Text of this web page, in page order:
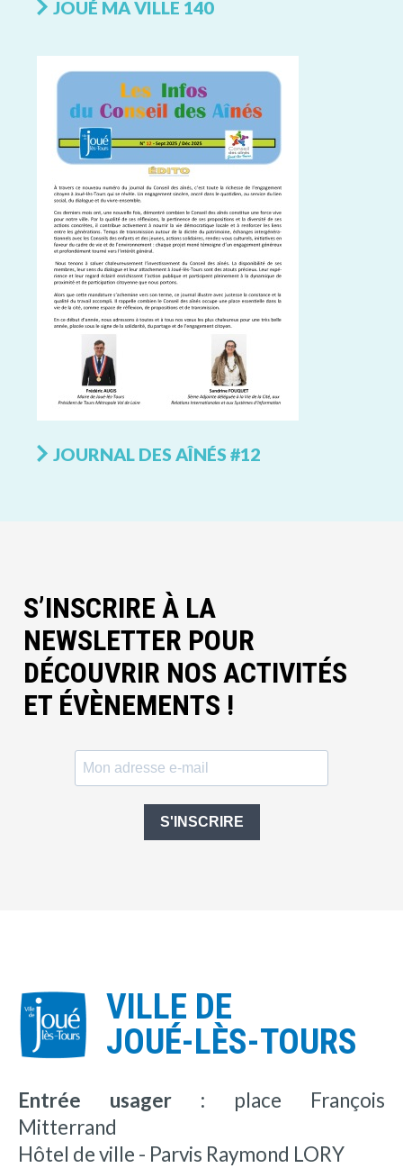
JOUÉ MA VILLE 140
JOURNAL DES AÎNÉS #12
S’INSCRIRE À LA
NEWSLETTER POUR
DÉCOUVRIR NOS ACTIVITÉS
ET ÉVÈNEMENTS !
S'INSCRIRE
VILLE DE
JOUÉ-LÈS-TOURS
Entrée usager : place François
Mitterrand
Hôtel de ville - Parvis Raymond LORY